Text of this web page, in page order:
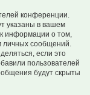
конференции.
указаны в вашем
информации о том,
личных сообщений.
если это
пользователей
будут скрыты